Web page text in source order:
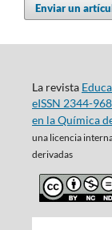
Enviar un
La revista
eISSN 2344-
en la Química
una licencia
derivadas